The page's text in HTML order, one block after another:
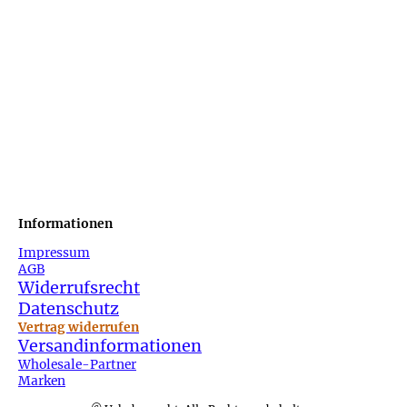
Informationen
Impressum
AGB
Widerrufsrecht
Datenschutz
Vertrag widerrufen
Versandinformationen
Wholesale-Partner
Marken